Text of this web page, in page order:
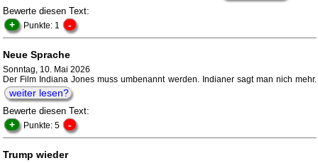
Bewerte diesen Text:
+ Punkte: 1 -
Neue Sprache
Sonntag, 10. Mai 2026
Der Film Indiana Jones muss umbenannt werden. Indianer sagt man nich mehr.
weiter lesen?
Bewerte diesen Text:
+ Punkte: 5 -
Trump wieder